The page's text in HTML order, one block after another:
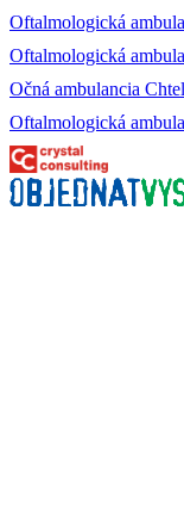
Oftalmologická
Oftalmologická
Očná ambulancia
Oftalmologická